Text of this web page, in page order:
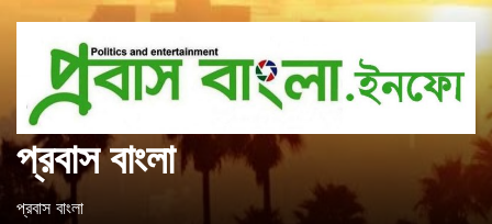
content
প্রবাস বাংলা
প্রবাস বাংলা